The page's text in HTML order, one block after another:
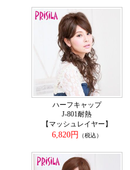
ハーフキャップ
J-801耐熱
【マッシュレイヤー】
6,820円
（税込）